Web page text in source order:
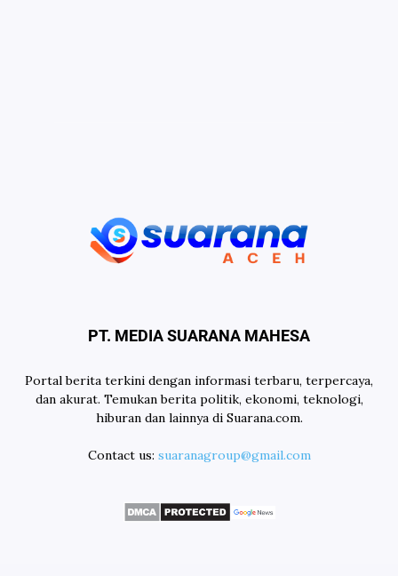
PT. MEDIA SUARANA MAHESA
Portal berita terkini dengan informasi terbaru, terpercaya,
dan akurat. Temukan berita politik, ekonomi, teknologi,
hiburan dan lainnya di Suarana.com.
Contact us: suaranagroup@gmail.com